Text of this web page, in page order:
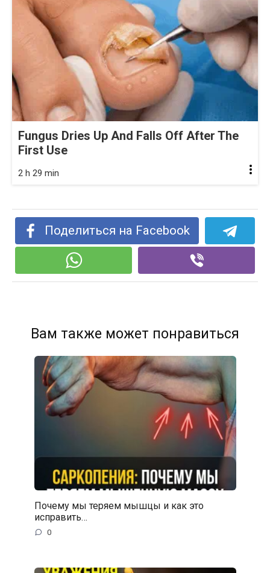
Fungus Dries Up And Falls Off After The
First Use
2 h 29 min
Поделиться на Facebook
Вам также может понравиться
Почему мы теряем мышцы и как это
исправить…
0